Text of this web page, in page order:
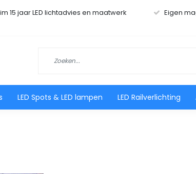
15 jaar LED lichtadvies en maatwerk Eigen
LED Spots & LED lampen LED Railverlichting